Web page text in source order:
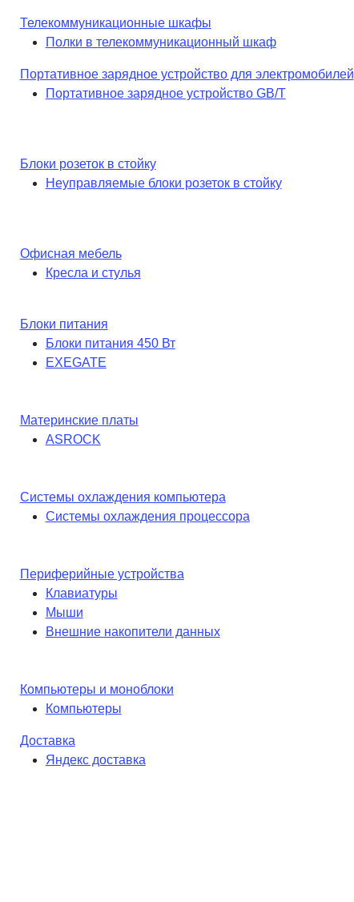
Телекоммуникационные шкафы
Полки в телекоммуникационный шкаф
Портативное зарядное устройство для электромобилей
Портативное зарядное устройство GB/T
Блоки розеток в стойку
Неуправляемые блоки розеток в стойку
Офисная мебель
Кресла и стулья
Блоки питания
Блоки питания 450 Вт
EXEGATE
Материнские платы
ASROCK
Системы охлаждения компьютера
Системы охлаждения процессора
Периферийные устройства
Клавиатуры
Мыши
Внешние накопители данных
Компьютеры и моноблоки
Компьютеры
Доставка
Яндекс доставка